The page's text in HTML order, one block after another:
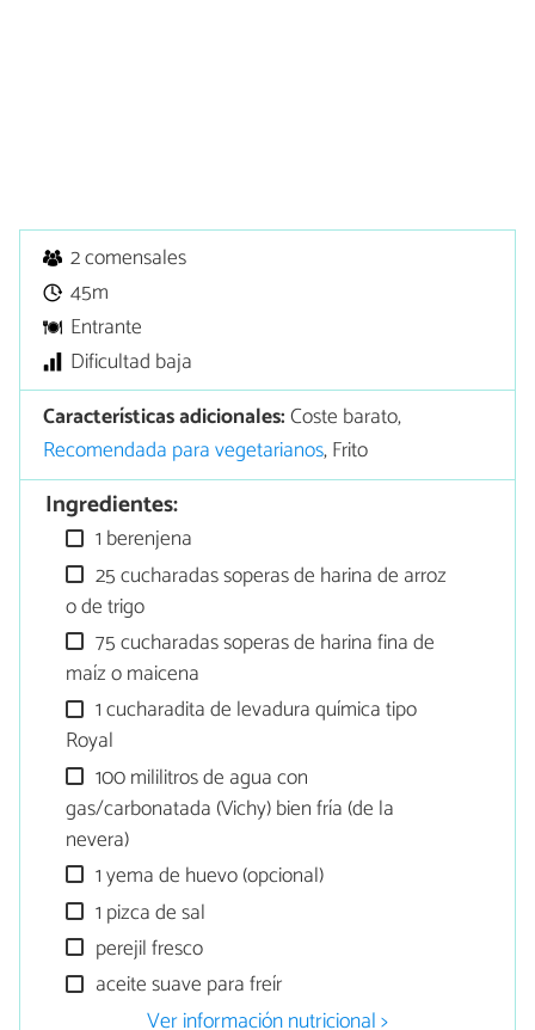
2 comensales
45m
Entrante
Dificultad baja
Características adicionales:Coste barato,
Recomendada para vegetarianos, Frito
Ingredientes:
1 berenjena
25 cucharadas soperas de harina de arroz
o de trigo
75 cucharadas soperas de harina fina de
maíz o maicena
1 cucharadita de levadura química tipo
Royal
100 mililitros de agua con
gas/carbonatada (Vichy) bien fría (de la
nevera)
1 yema de huevo (opcional)
1 pizca de sal
perejil fresco
aceite suave para freír
Ver información nutricional >